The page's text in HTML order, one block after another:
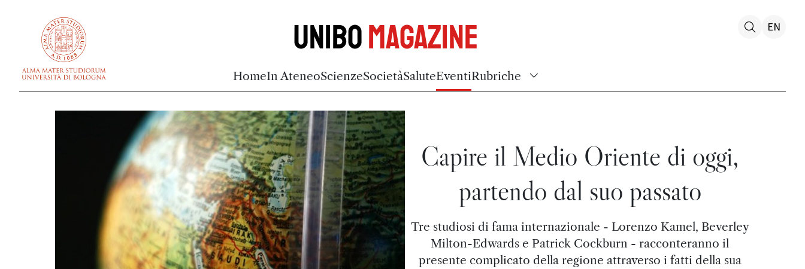
UniboMagazine
HomeIn AteneoScienzeSocietàSaluteEventiRubriche
EN
Capire il Medio Oriente di oggi,
partendo dal suo passato
Tre studiosi di fama internazionale - Lorenzo Kamel, Beverley
Milton-Edwards e Patrick Cockburn - racconteranno il
presente complicato della regione attraverso i fatti della sua